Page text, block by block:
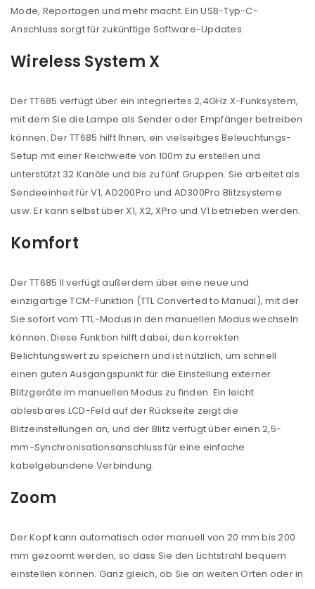
Passwort*
Mode, Reportagen und mehr macht. Ein USB-Typ-C-
Anschluss sorgt für zukünftige Software-Updates.
Wireless System X
Der TT685 verfügt über ein integriertes 2,4GHz X-Funksystem,
mit dem Sie die Lampe als Sender oder Empfänger betreiben
können. Der TT685 hilft Ihnen, ein vielseitiges Beleuchtungs-
Setup mit einer Reichweite von 100m zu erstellen und
unterstützt 32 Kanäle und bis zu fünf Gruppen. Sie arbeitet als
Sendeeinheit für V1, AD200Pro und AD300Pro Blitzsysteme
usw. Er kann selbst über X1, X2, XPro und V1 betrieben werden.
Komfort
Der TT685 II verfügt außerdem über eine neue und
einzigartige TCM-Funktion (TTL Converted to Manual), mit der
Sie sofort vom TTL-Modus in den manuellen Modus wechseln
können. Diese Funktion hilft dabei, den korrekten
Belichtungswert zu speichern und ist nützlich, um schnell
einen guten Ausgangspunkt für die Einstellung externer
Blitzgeräte im manuellen Modus zu finden. Ein leicht
ablesbares LCD-Feld auf der Rückseite zeigt die
Blitzeinstellungen an, und der Blitz verfügt über einen 2,5-
mm-Synchronisationsanschluss für eine einfache
kabelgebundene Verbindung.
Zoom
Der Kopf kann automatisch oder manuell von 20 mm bis 200
mm gezoomt werden, so dass Sie den Lichtstrahl bequem
einstellen können. Ganz gleich, ob Sie an weiten Orten oder in